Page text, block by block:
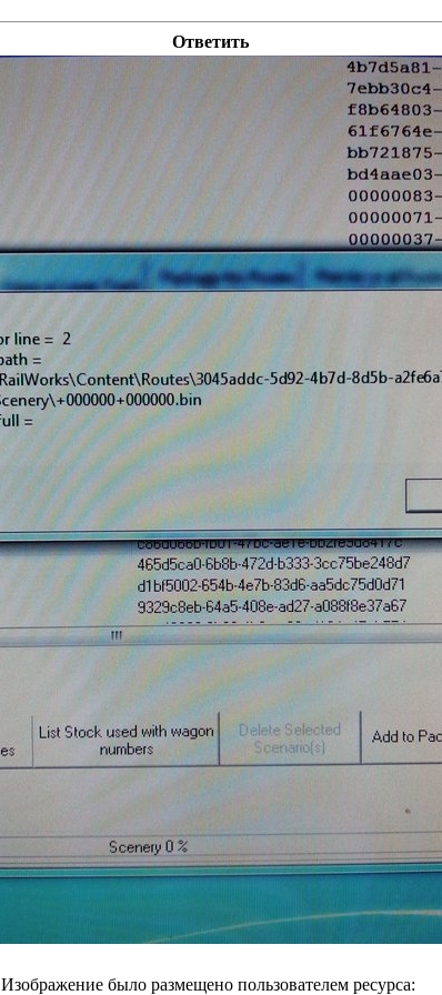
Ответить
Изображение было размещено пользователем ресурса: